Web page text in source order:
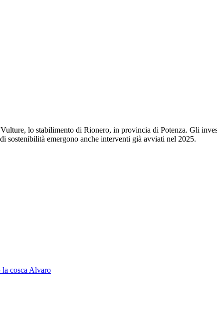
lo stabilimento di Rionero, in provincia di Potenza. Gli
sostenibilità emergono anche interventi già avviati nel 2025.
la cosca Alvaro